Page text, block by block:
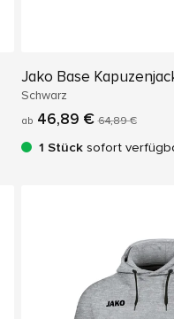
Jako Base
Schwarz
ab 46,89 € 64,89 €
1 Stücksofort